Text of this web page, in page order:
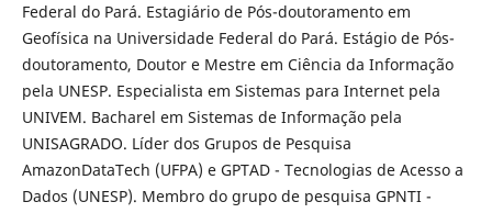
Federal do Pará. Estagiário de Pós-doutoramento em
Geofísica na Universidade Federal do Pará. Estágio de Pós-
doutoramento, Doutor e Mestre em Ciência da Informação
pela UNESP. Especialista em Sistemas para Internet pela
UNIVEM. Bacharel em Sistemas de Informação pela
UNISAGRADO. Líder dos Grupos de Pesquisa
AmazonDataTech (UFPA) e GPTAD - Tecnologias de Acesso a
Dados (UNESP). Membro do grupo de pesquisa GPNTI -